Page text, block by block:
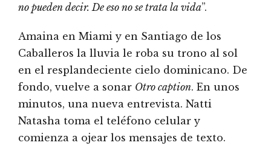
no pueden decir.De eso no se trata la vida”.
Amaina en Miami y en Santiago de los
Caballeros la lluvia le roba su trono al sol
en el resplandeciente cielo dominicano. De
fondo, vuelve a sonar Otro caption. En unos
minutos, una nueva entrevista. Natti
Natasha toma el teléfono celular y
comienza a ojear los mensajes de texto.